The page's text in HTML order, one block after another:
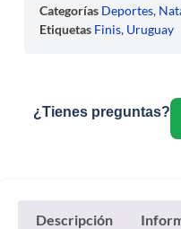
Categorías Deportes,
Etiquetas Finis, Uruguay
¿Tienes preguntas?
Descripción